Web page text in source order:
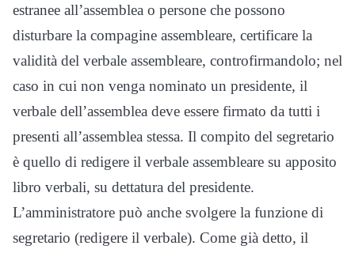
estranee all’assemblea o persone che possono
disturbare la compagine assembleare, certificare la
validità del verbale assembleare, controfirmandolo; nel
caso in cui non venga nominato un presidente, il
verbale dell’assemblea deve essere firmato da tutti i
presenti all’assemblea stessa. Il compito del segretario
è quello di redigere il verbale assembleare su apposito
libro verbali, su dettatura del presidente.
L’amministratore può anche svolgere la funzione di
segretario (redigere il verbale). Come già detto, il